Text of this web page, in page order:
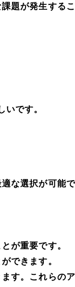
題が発生する
です。
な選択が可能
が重要です。
できます。
す。これらの